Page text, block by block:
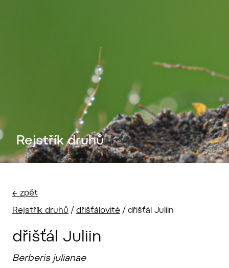
Rejstřík druhů
← zpět
Rejstřík druhů / dřišťálovité / dřišťál Juliin
dřišťál Juliin
Berberis julianae